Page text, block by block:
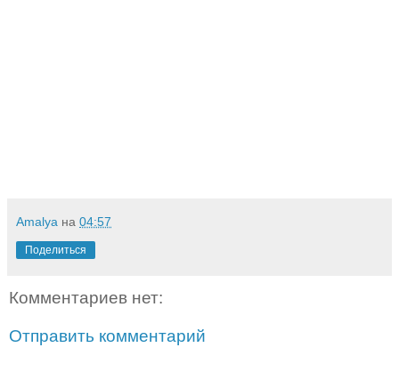
Amalya на 04:57
Поделиться
Комментариев нет:
Отправить комментарий